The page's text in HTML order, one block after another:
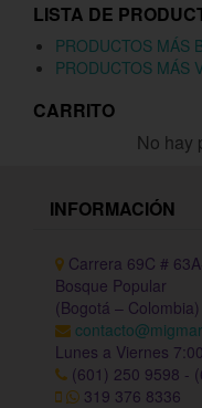
LISTA DE
PRODUCTOS MÁS
PRODUCTOS MÁS
CARRITO
No hay
INFORMACIÓN
Carrera 69C #
Bosque Popular
(Bogotá – Colombia)
Lunes a Viernes
(601) 250 9598 -
319 376 8336